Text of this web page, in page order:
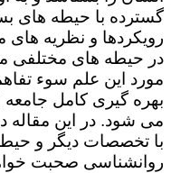
گسترده با حیطه های
رویکردها و نظریه
در حیطه های مختلفی
مورد این علم سوء
بهره گیری کامل
می شود. در این مقاله
با تخصصات دیگر و
روانشناسی صحبت